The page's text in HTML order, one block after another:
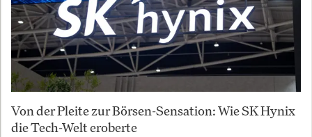
Von der Pleite zur Börsen-Sensation: Wie SK Hynix
die Tech-Welt eroberte